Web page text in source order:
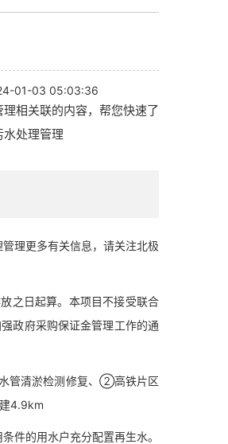
01-03 05:03:36
相关联的内容，帮您快速了
处理管理
理更多有关信息，请关注北极
之日起算。本项目不接受联合
政府采购保证金管理工作的通
管清淤检测修复、②高铁片区
4.9km
的用水户充分配置再生水。